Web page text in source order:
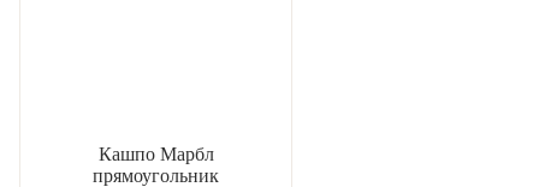
Кашпо Марбл
прямоугольник